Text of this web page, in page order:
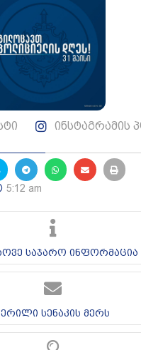
ინსტაგრამის
5:12 am
საჯარო ინფორმაცია
სენაკის მერს